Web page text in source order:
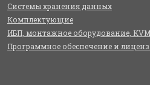
Системы хранения данных
Комплектующие
ИБП, монтажное оборудование, KVM
Программное обеспечение и